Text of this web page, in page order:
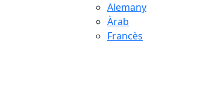
Alemany
Àrab
Francès